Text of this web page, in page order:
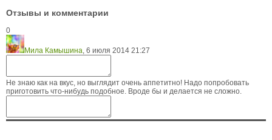
Отзывы и комментарии
0
Мила Камышина, 6 июля 2014 21:27
Не знаю как на вкус, но выглядит очень аппетитно! Надо попробовать
приготовить что-нибудь подобное. Вроде бы и делается не сложно.